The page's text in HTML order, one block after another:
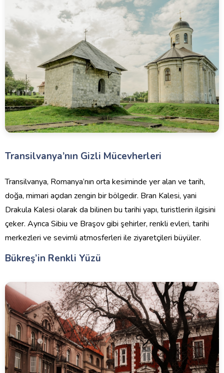
Transilvanya’nın Gizli Mücevherleri
Transilvanya, Romanya’nın orta kesiminde yer alan ve tarih,
doğa, mimari açıdan zengin bir bölgedir. Bran Kalesi, yani
Drakula Kalesi olarak da bilinen bu tarihi yapı, turistlerin ilgisini
çeker. Ayrıca Sibiu ve Braşov gibi şehirler, renkli evleri, tarihi
merkezleri ve sevimli atmosferleri ile ziyaretçileri büyüler.
Bükreş’in Renkli Yüzü